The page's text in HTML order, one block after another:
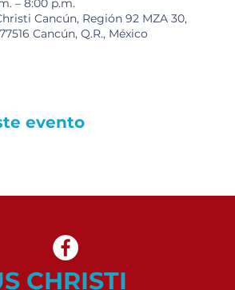
– 8:00 p.m.
Cancún, Región 92 MZA 30,
Cancún, Q.R., México
evento
CHRISTI